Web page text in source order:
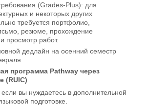
(Grades-Plus): для
и некоторых других
требуется портфолио,
резюме, прохождение
просмотр работ.
дедлайн на осенний семестр
программа Pathway через
(RUIC)
вы нуждаетесь в дополнительной
подготовке.